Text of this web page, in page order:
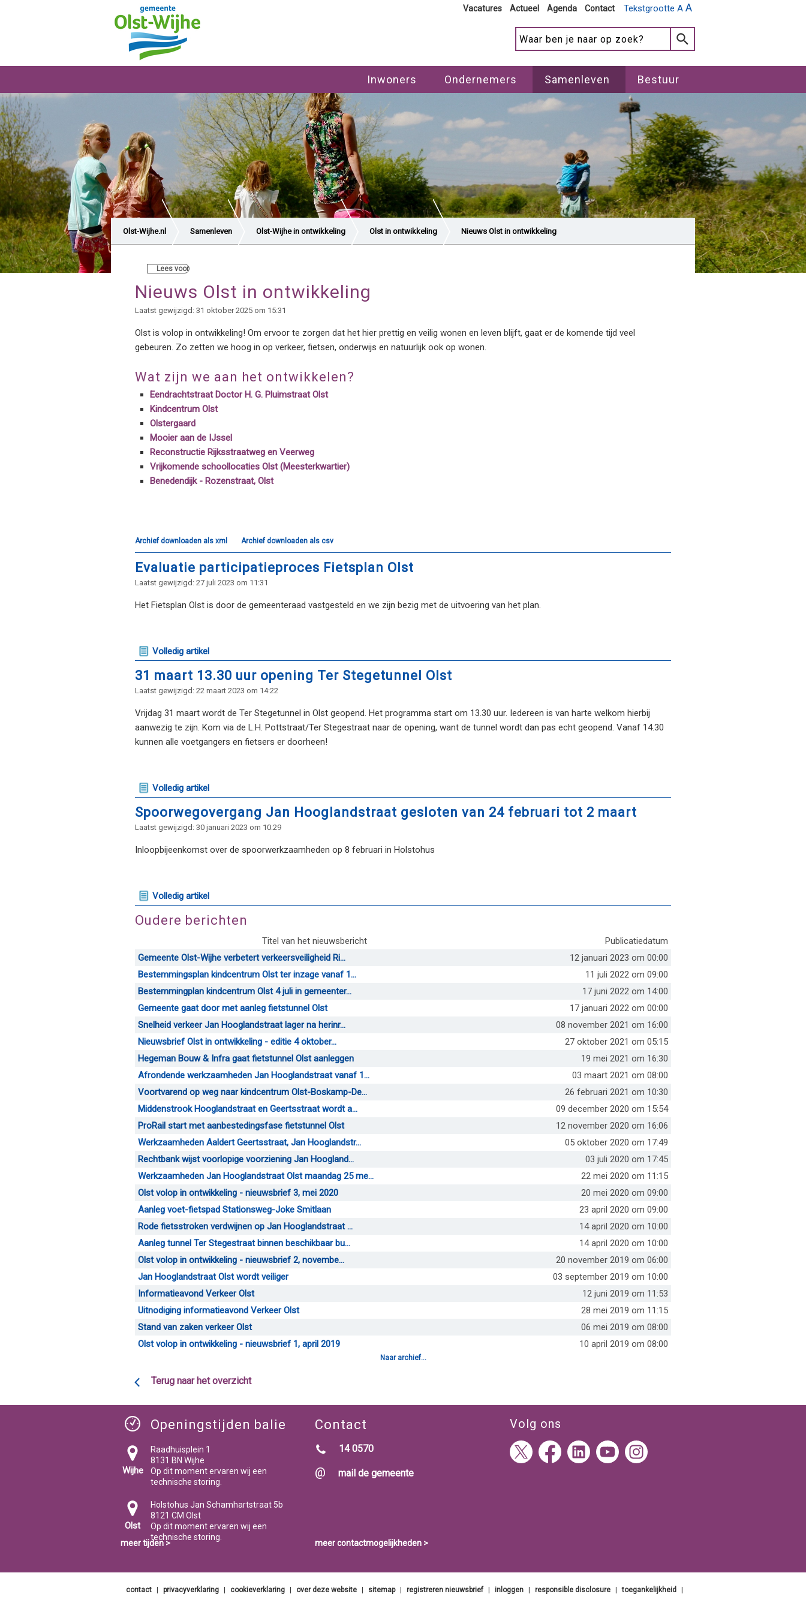
Tekstgrootte A A
Vacatures Actueel Agenda Contact
Inwoners Ondernemers Samenleven Bestuur
Olst-Wijhe.nl Samenleven Olst-Wijhe in ontwikkeling Olst in ontwikkeling Nieuws Olst in ontwikkeling
Lees voor
Nieuws Olst in ontwikkeling
Laatst gewijzigd: 31 oktober 2025 om 15:31
Olst is volop in ontwikkeling! Om ervoor te zorgen dat het hier prettig en veilig wonen en leven blijft, gaat er de komende tijd veel
gebeuren. Zo zetten we hoog in op verkeer, fietsen, onderwijs en natuurlijk ook op wonen.
Wat zijn we aan het ontwikkelen?
Eendrachtstraat Doctor H. G. Pluimstraat Olst
Kindcentrum Olst
Olstergaard
Mooier aan de IJssel
Reconstructie Rijksstraatweg en Veerweg
Vrijkomende schoollocaties Olst (Meesterkwartier)
Benedendijk - Rozenstraat, Olst
Archief downloaden als xml Archief downloaden als csv
Evaluatie participatieproces Fietsplan Olst
Laatst gewijzigd: 27 juli 2023 om 11:31
Het Fietsplan Olst is door de gemeenteraad vastgesteld en we zijn bezig met de uitvoering van het plan.
Volledig artikel
31 maart 13.30 uur opening Ter Stegetunnel Olst
Laatst gewijzigd: 22 maart 2023 om 14:22
Vrijdag 31 maart wordt de Ter Stegetunnel in Olst geopend. Het programma start om 13.30 uur. Iedereen is van harte welkom hierbij
aanwezig te zijn. Kom via de L.H. Pottstraat/Ter Stegestraat naar de opening, want de tunnel wordt dan pas echt geopend. Vanaf 14.30
kunnen alle voetgangers en fietsers er doorheen!
Volledig artikel
Spoorwegovergang Jan Hooglandstraat gesloten van 24 februari tot 2 maart
Laatst gewijzigd: 30 januari 2023 om 10:29
Inloopbijeenkomst over de spoorwerkzaamheden op 8 februari in Holstohus
Volledig artikel
Oudere berichten
Titel van het nieuwsbericht
Publicatiedatum
Gemeente Olst-Wijhe verbetert verkeersveiligheid Ri...
12 januari 2023 om 00:00
Bestemmingsplan kindcentrum Olst ter inzage vanaf 1...
11 juli 2022 om 09:00
Bestemmingplan kindcentrum Olst 4 juli in gemeenter...
17 juni 2022 om 14:00
Gemeente gaat door met aanleg fietstunnel Olst
17 januari 2022 om 00:00
Snelheid verkeer Jan Hooglandstraat lager na herinr...
08 november 2021 om 16:00
Nieuwsbrief Olst in ontwikkeling - editie 4 oktober...
27 oktober 2021 om 05:15
Hegeman Bouw & Infra gaat fietstunnel Olst aanleggen
19 mei 2021 om 16:30
Afrondende werkzaamheden Jan Hooglandstraat vanaf 1...
03 maart 2021 om 08:00
Voortvarend op weg naar kindcentrum Olst-Boskamp-De...
26 februari 2021 om 10:30
Middenstrook Hooglandstraat en Geertsstraat wordt a...
09 december 2020 om 15:54
ProRail start met aanbestedingsfase fietstunnel Olst
12 november 2020 om 16:06
Werkzaamheden Aaldert Geertsstraat, Jan Hooglandstr...
05 oktober 2020 om 17:49
Rechtbank wijst voorlopige voorziening Jan Hoogland...
03 juli 2020 om 17:45
Werkzaamheden Jan Hooglandstraat Olst maandag 25 me...
22 mei 2020 om 11:15
Olst volop in ontwikkeling - nieuwsbrief 3, mei 2020
20 mei 2020 om 09:00
Aanleg voet-fietspad Stationsweg-Joke Smitlaan
23 april 2020 om 09:00
Rode fietsstroken verdwijnen op Jan Hooglandstraat ...
14 april 2020 om 10:00
Aanleg tunnel Ter Stegestraat binnen beschikbaar bu...
14 april 2020 om 10:00
Olst volop in ontwikkeling - nieuwsbrief 2, novembe...
20 november 2019 om 06:00
Jan Hooglandstraat Olst wordt veiliger
03 september 2019 om 10:00
Informatieavond Verkeer Olst
12 juni 2019 om 11:53
Uitnodiging informatieavond Verkeer Olst
28 mei 2019 om 11:15
Stand van zaken verkeer Olst
06 mei 2019 om 08:00
Olst volop in ontwikkeling - nieuwsbrief 1, april 2019
10 april 2019 om 08:00
Naar archief...
Terug naar het overzicht
Openingstijden balie
Wijhe
Raadhuisplein 1
8131 BN Wijhe
Op dit moment ervaren wij een
technische storing.
Olst
Holstohus Jan Schamhartstraat 5b
8121 CM Olst
Op dit moment ervaren wij een
technische storing.
meer tijden >
Contact
14 0570
mail de gemeente
meer contactmogelijkheden >
Volg ons
contact privacyverklaring cookieverklaring over deze website sitemap registreren nieuwsbrief inloggen responsible disclosure toegankelijkheid